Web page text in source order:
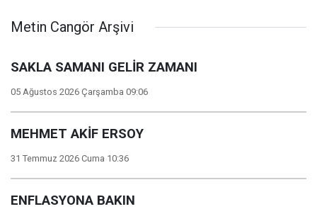
Metin Cangör Arşivi
SAKLA SAMANI GELİR ZAMANI
05 Ağustos 2026 Çarşamba 09:06
MEHMET AKİF ERSOY
31 Temmuz 2026 Cuma 10:36
ENFLASYONA BAKIN